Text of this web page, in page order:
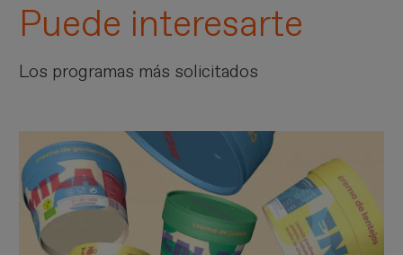
Puede interesarte
Los programas más solicitados